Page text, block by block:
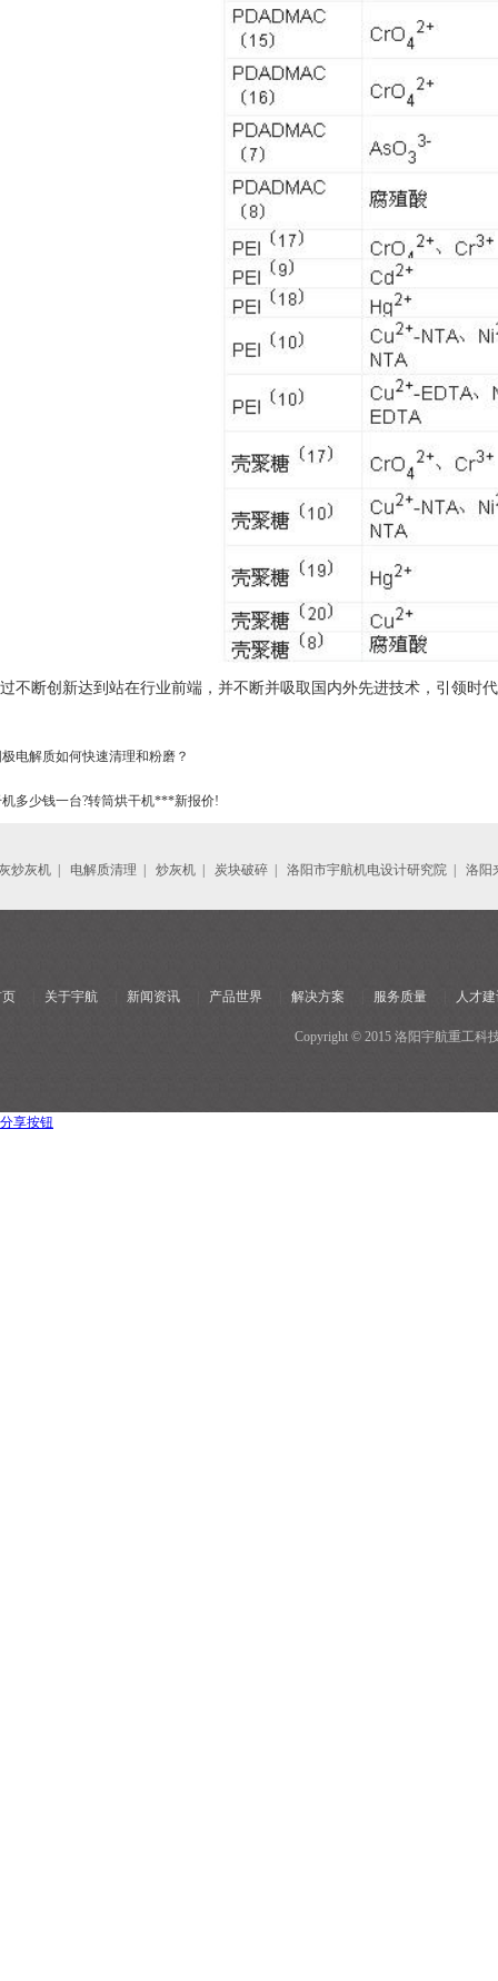
不断创新达到站在行业前端，并不断并吸取国内外先进技术，引领时
电解质如何快速清理和粉磨？
多少钱一台?转筒烘干机***新报价!
炒灰机 电解质清理 炒灰机 炭块破碎 洛阳市宇航机电设计研究院 洛阳
关于宇航 新闻资讯 产品世界 解决方案 服务质量 人才
Copyright © 2015 洛阳宇航重工科
分享按钮